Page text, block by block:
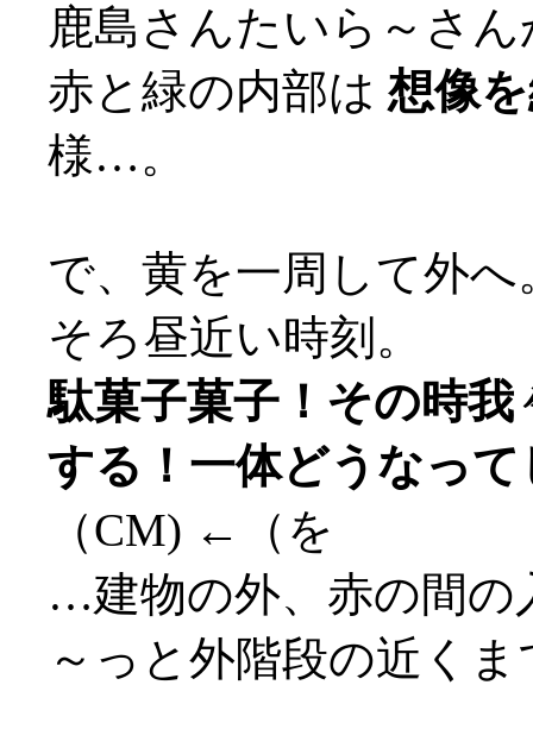
鹿島さんたいら～さ
赤と緑の内部は 想像
様…。
で、黄を一周して外
そろ昼近い時刻。
駄菓子菓子！その時
する！一体どうなっ
（CM) ←（を
…建物の外、赤の間の
～っと外階段の近く